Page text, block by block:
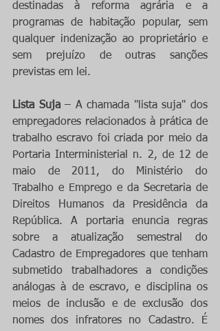
destinadas à reforma agrária e a
programas de habitação popular, sem
qualquer indenização ao proprietário e
sem prejuízo de outras sanções
previstas em lei.
Lista Suja – A chamada ''lista suja'' dos
empregadores relacionados à prática de
trabalho escravo foi criada por meio da
Portaria Interministerial n. 2, de 12 de
maio de 2011, do Ministério do
Trabalho e Emprego e da Secretaria de
Direitos Humanos da Presidência da
República. A portaria enuncia regras
sobre a atualização semestral do
Cadastro de Empregadores que tenham
submetido trabalhadores a condições
análogas à de escravo, e disciplina os
meios de inclusão e de exclusão dos
nomes dos infratores no Cadastro. É